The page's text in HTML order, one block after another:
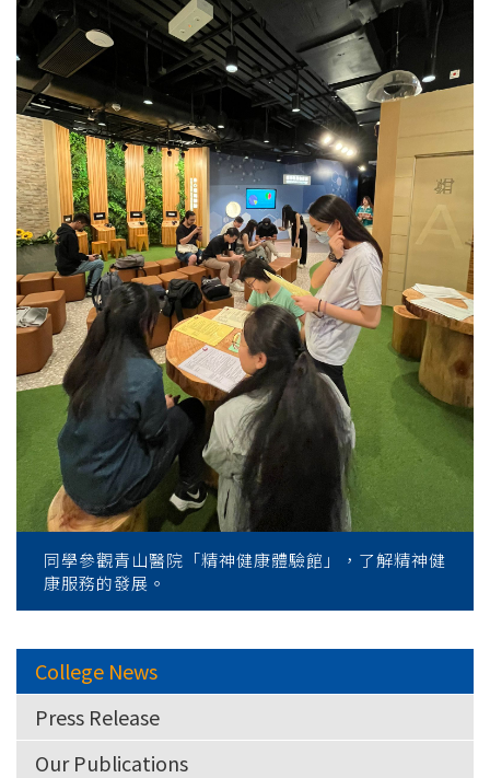
同學參觀青山醫院「精神健康體驗館」，了解精神健
康服務的發展。
College News
Press Release
Our Publications